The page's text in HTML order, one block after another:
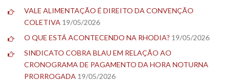
VALE ALIMENTAÇÃO É DIREITO DA CONVENÇÃO
COLETIVA 19/05/2026
O QUE ESTÁ ACONTECENDO NA RHODIA? 19/05/2026
SINDICATO COBRA BLAU EM RELAÇÃO AO
CRONOGRAMA DE PAGAMENTO DA HORA NOTURNA
PRORROGADA 19/05/2026